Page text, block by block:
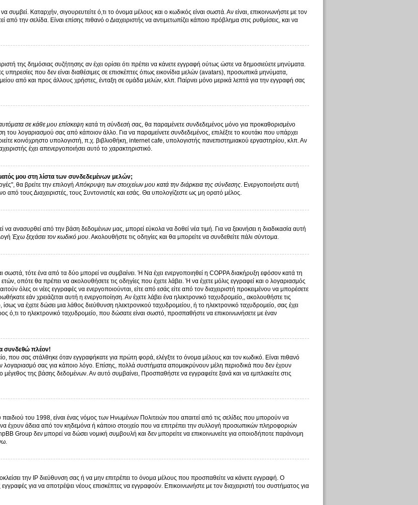
Καταρχήν, σιγουρευτείτε ό,τι το όνομα μέλους και ο κωδικός είναι σωστά. Αν είναι, επικοινωνήστε με τον
από την σελίδα. Είναι επίσης πιθανό ο Διαχειριστής να αντιμετωπίζει κάποιο πρόβλημα στις ρυθμίσεις, και να
της δημόσιας συζήτησης αν έχει ορίσει ότι πρέπει να κάνετε εγγραφή ούτως ώστε να δημοσιεύετε μηνύματα.
που δεν είναι διαθέσιμες σε επισκέπτες όπως εικονίδια μελών (avatars), προσωπικά μηνύματα,
από και προς άλλους χρήστες, ένταξη σε ομάδα μελών, κλπ. Παίρνει μόνο μερικά λεπτά για την εγγραφή σας
σε κάθε μου επίσκεψη κατά τη σύνδεσή σας, θα παραμένετε συνδεδεμένος μόνο για προκαθορισμένο
του λογαριασμού σας από κάποιον άλλο. Για να παραμείνετε συνδεδεμένος, επιλέξτε το κουτάκι που υπάρχει
κοινόχρηστο υπολογιστή, π.χ. βιβλιοθήκη, internet cafe, υπολογιστής πανεπιστημιακού εργαστηρίου, κλπ. Αν
έχει απενεργοποιήσει αυτό το χαρακτηριστικό.
μου στη λίστα των συνδεδεμένων μελών;
θα βρείτε την επιλογήΑπόκρυψη των στοιχείων μου κατά την διάρκεια της σύνδεσης. Ενεργοποιήστε αυτή
από τους Διαχειριστές, τους Συντονιστές και εσάς. Θα υπολογίζεστε ως μη ορατό μέλος.
ανασυρθεί από την βάση δεδομένων μας, μπορεί εύκολα να δοθεί νέα τιμή. Για να ξεκινήσει η διαδικασία αυτή
Έχω ξεχάσει τον κωδικό μου. Ακολουθήστε τις οδηγίες και θα μπορείτε να συνδεθείτε πάλι σύντομα.
σωστά, τότε ένα από τα δύο μπορεί να συμβαίνει. Ή Να έχει ενεργοποιηθεί η COPPA διακήρυξη εφόσον κατά τη
οπότε θα πρέπει να ακολουθήσετε τις οδηγίες που έχετε λάβει. Ή να έχετε μόλις εγγραφεί και ο λογαριασμός
όλες οι νέες εγγραφές να ενεργοποιούνται, είτε από εσάς είτε από τον διαχειριστή προκειμένου να μπορέσετε
εάν χρειάζεται αυτή η ενεργοποίηση. Αν έχετε λάβει ένα ηλεκτρονικό ταχυδρομείο,, ακολουθήστε τις
ίσως να έχετε δώσει μια λάθος διεύθυνση ηλεκτρονικού ταχυδρομείου, ή το ηλεκτρονικό ταχυδρομείο, σας έχει
ό,τι το ηλεκτρονικό ταχυδρομείο, που δώσατε είναι σωστό, προσπαθήστε να επικοινωνήσετε με έναν
συνδεθώ πλέον!
που σας στάλθηκε όταν εγγραφήκατε για πρώτη φορά, ελέγξτε το όνομα μέλους και τον κωδικό. Είναι πιθανό
λογαριασμό σας για κάποιο λόγο. Επίσης, πολλά συστήματα απομακρύνουν μέλη περιοδικά που δεν έχουν
της βάσης δεδομένων. Αν αυτό συμβαίνει, Προσπαθήστε να εγγραφείτε ξανά και να εμπλακείτε στις
του 1998, είναι ένας νόμος των Ηνωμένων Πολιτειών που απαιτεί από τις σελίδες που μπορούν να
έχουν άδεια από τον κηδεμόνα ή κάποιο στοιχείο που να επιτρέπει την συλλογή προσωπικών πληροφοριών
Group δεν μπορεί να δώσει νομική συμβουλή και δεν μπορείτε να επικοινωνείτε για οποιοδήποτε παράνομη
την IP διεύθυνση σας ή να μην επιτρέπει το όνομα μέλους που προσπαθείτε να κάνετε εγγραφή. Ο
εγγραφές για να αποτρέψει νέους επισκέπτες να εγγραφούν. Επικοινωνήστε με τον διαχειριστή του συστήματος για